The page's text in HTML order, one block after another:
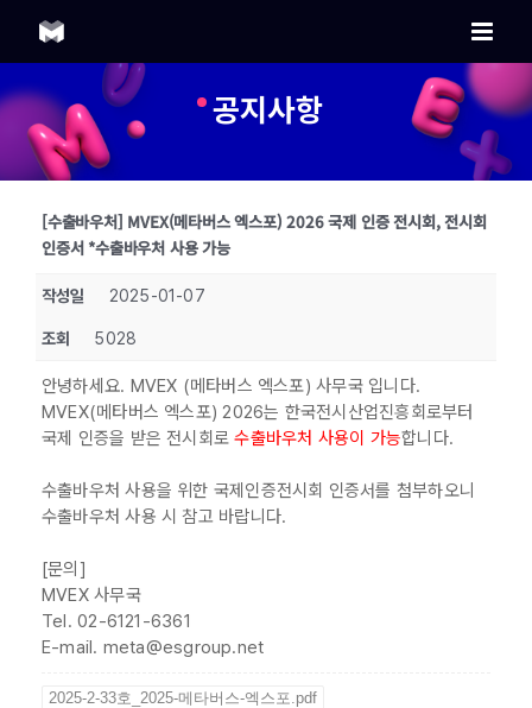
content
공지사항
[수출바우처] MVEX(메타버스 엑스포) 2026 국제 인증 전시회, 전시회
인증서 *수출바우처 사용 가능
작성일 2025-01-07
조회 5028
안녕하세요. MVEX (메타버스 엑스포) 사무국 입니다.
MVEX(메타버스 엑스포) 2026는 한국전시산업진흥회로부터
국제 인증을 받은 전시회로수출바우처 사용이 가능합니다.
수출바우처 사용을 위한 국제인증전시회 인증서를 첨부하오니
수출바우처 사용 시 참고 바랍니다.
[문의]
MVEX 사무국
Tel. 02-6121-6361
E-mail. meta@esgroup.net
2025-2-33호_2025-메타버스-엑스포.pdf